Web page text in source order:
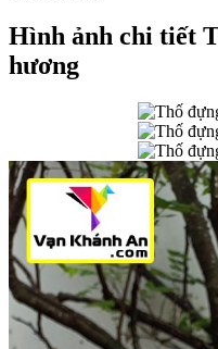
Hình ảnh chi tiết
hương